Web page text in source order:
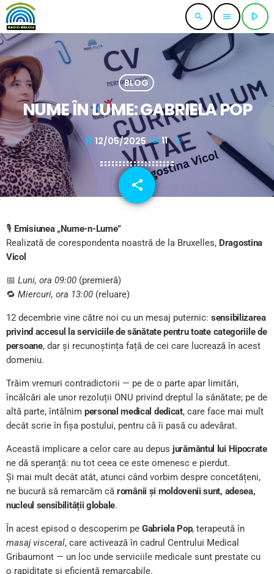
search menu play_arrow
BLOG
NUME ÎN LUME: GABRIELA POP
today 12/05/2025 11
share
email
🎙️ Emisiunea „Nume-n-Lume”
Realizată de corespondenta noastră de la Bruxelles, Dragostina
Vicol
📅 Luni, ora 09:00 (premieră)
🔁 Miercuri, ora 13:00 (reluare)
12 decembrie vine către noi cu un mesaj puternic: sensibilizarea
privind accesul la serviciile de sănătate pentru toate categoriile de
persoane, dar și recunoștința față de cei care lucrează în acest
domeniu.
Trăim vremuri contradictorii — pe de o parte apar limitări,
încălcări ale unor rezoluții ONU privind dreptul la sănătate; pe de
altă parte, întâlnim personal medical dedicat, care face mai mult
decât scrie în fișa postului, pentru că îi pasă cu adevărat.
Această implicare a celor care au depus jurământul lui Hipocrate
ne dă speranță: nu tot ceea ce este omenesc e pierdut.
Și mai mult decât atât, atunci când vorbim despre concetățeni,
ne bucură să remarcăm că românii și moldovenii sunt, adesea,
nucleul sensibilității globale.
În acest episod o descoperim pe Gabriela Pop, terapeută în
masaj visceral, care activează în cadrul Centrului Medical
Gribaumont — un loc unde serviciile medicale sunt prestate cu
o rapiditate și eficiență remarcabile.